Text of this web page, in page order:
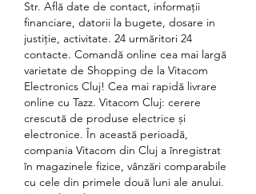
Str. Află date de contact, informaţii
financiare, datorii la bugete, dosare in
justiţie, activitate. 24 urmăritori 24
contacte. Comandă online cea mai largă
varietate de Shopping de la Vitacom
Electronics Cluj! Cea mai rapidă livrare
online cu Tazz. Vitacom Cluj: cerere
crescută de produse electrice și
electronice. În această perioadă,
compania Vitacom din Cluj a înregistrat
în magazinele fizice, vânzări comparabile
cu cele din primele două luni ale anului.